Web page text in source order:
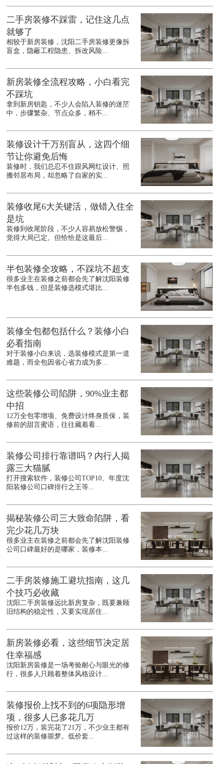
二手房装修不踩雷，记住这几点
就够了
相较于新房装修，沈阳二手房装修更像拆
盲盒，隐蔽工程隐患、拆改风险...
新房装修全流程攻略，小白看完
不踩坑
拿到新房钥匙，不少人会陷入装修的迷茫
中，步骤繁杂、节点众多，稍不...
装修设计千万别盲从，这四个细
节让你避免后悔
装修时，我们总忍不住跟风网红设计、照
搬邻居布局，却忽略了自家的实...
装修收尾6大关键活，做错入住全
是坑
装修到收尾阶段，不少人容易放松警惕，
觉得大局已定。但恰恰是这最后...
半包装修全攻略，不踩坑不超支
很多业主在装修之前都会先了解沈阳装修
半包多钱，但是装修选模式堪比...
装修全包都包括什么？装修小白
必看指南
对于装修小白来说，选装修模式是第一道
难题，而全包因省心省力成为多...
这些装修公司陷阱，90%业主都
中招
12万全包零增项、免费设计终身质保，装
修前的甜言蜜语，往往藏着看...
装修公司排行靠谱吗？内行人揭
露三大猫腻
打开搜索软件，装修公司TOP10、年度沈
阳装修公司口碑排行之王等...
揭秘装修公司三大致命陷阱，看
完少花几万块
很多业主在装修之前都会先了解沈阳装修
公司口碑最好的是哪家，装修本...
二手房装修施工避坑指南，这几
个技巧必收藏
沈阳二手房装修远比新房复杂，既要兼顾
旧结构的稳定性，又要实现居住...
新房装修必看，这些细节决定居
住幸福感
沈阳新房装修是一场考验耐心与眼光的修
行，很多人只顾着整体风格设计...
装修报价上找不到的6项隐形增
项，很多人已多花几万
报价12万，装完花了21万，不少业主都有
过这样的装修噩梦。低价套...